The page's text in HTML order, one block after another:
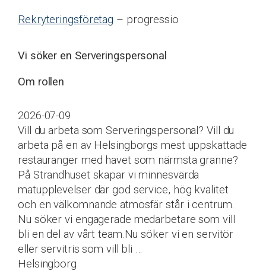
Rekryteringsföretag – progressio
Vi söker en Serveringspersonal
Om rollen
2026-07-09
Vill du arbeta som Serveringspersonal? Vill du
arbeta på en av Helsingborgs mest uppskattade
restauranger med havet som närmsta granne?
På Strandhuset skapar vi minnesvärda
matupplevelser där god service, hög kvalitet
och en välkomnande atmosfär står i centrum.
Nu söker vi engagerade medarbetare som vill
bli en del av vårt team.Nu söker vi en servitör
eller servitris som vill bli …
Helsingborg